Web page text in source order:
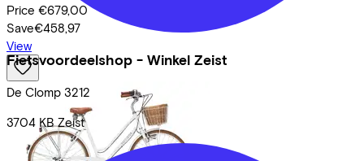
Fietsvoordeelshop - Winkel Zeist
De Clomp 3212
3704 KB Zeist
Price €679,00
Save€458,97
View